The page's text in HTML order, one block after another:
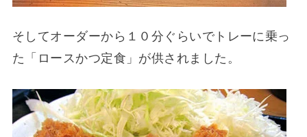
そしてオーダーから１０分ぐらいでトレーに乗っ
た「ロースかつ定食」が供されました。